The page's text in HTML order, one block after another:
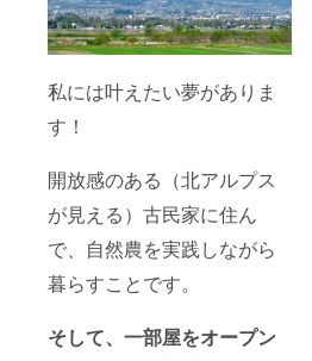
私には叶えたい夢がありま
す！
開放感のある（北アルプス
が見える）古民家に住ん
で、自然農を実践しながら
暮らすことです。
そして、一部屋をオープン